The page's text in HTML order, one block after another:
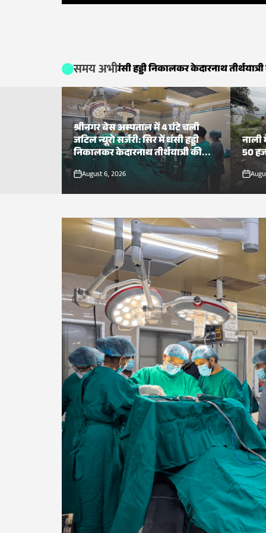
हिंदी
न्यूज़,
हिंदी
समाचार,
उत्तराखंड
समय अभी
में धंसी हड्डी निकालकर केदारनाथ तीर्थयात्री की बचाई जान।नाली में
श्रीनगर बेस अस्पताल में 4 घंटे चली
जटिल न्यूरो सर्जरी: सिर में धंसी हड्डी
निकालकर केदारनाथ तीर्थयात्री की
बचाई जान।
onAugust 6, 2026
नाली
50
on